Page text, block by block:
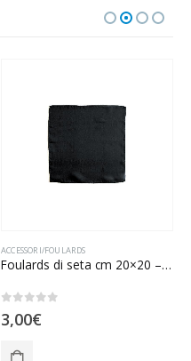
ACCESSORI/FOULARDS
Foulards di seta cm 20×20 – Nero
3,00€